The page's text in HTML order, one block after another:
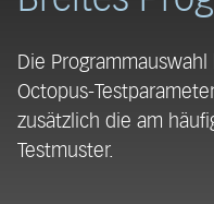
Die
Octopus-
zusätzlich die am
Testmuster.